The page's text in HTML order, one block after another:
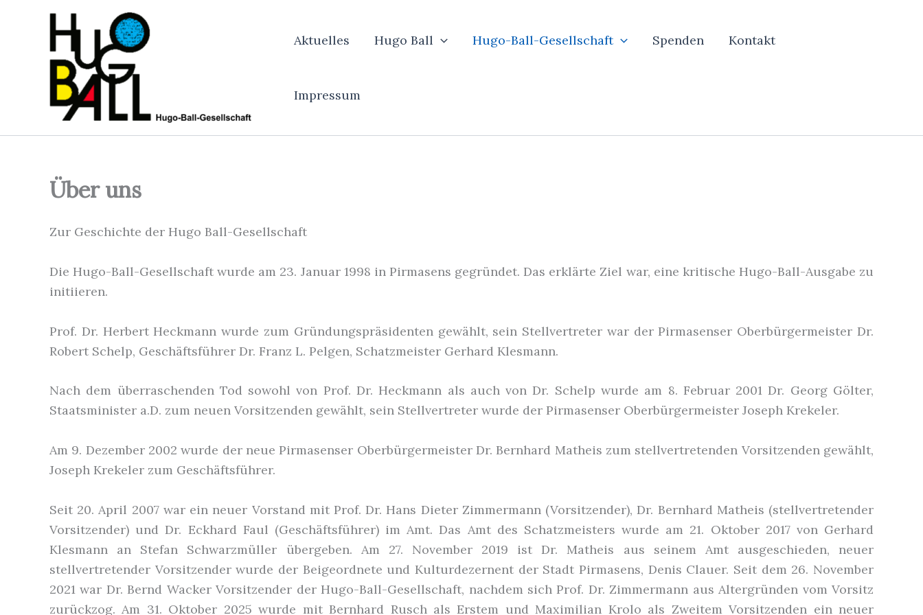
springen
Aktuelles Hugo Ball Hugo-Ball-Gesellschaft Spenden Kontakt
Impressum
Über uns
Zur Geschichte der Hugo Ball-Gesellschaft
Die Hugo-Ball-Gesellschaft wurde am 23. Januar 1998 in Pirmasens gegründet. Das erklärte Ziel war, eine kritische Hugo-Ball-Ausgabe zu
initiieren.
Prof. Dr. Herbert Heckmann wurde zum Gründungspräsidenten gewählt, sein Stellvertreter war der Pirmasenser Oberbürgermeister Dr.
Robert Schelp, Geschäftsführer Dr. Franz L. Pelgen, Schatzmeister Gerhard Klesmann.
Nach dem überraschenden Tod sowohl von Prof. Dr. Heckmann als auch von Dr. Schelp wurde am 8. Februar 2001 Dr. Georg Gölter,
Staatsminister a.D. zum neuen Vorsitzenden gewählt, sein Stellvertreter wurde der Pirmasenser Oberbürgermeister Joseph Krekeler.
Am 9. Dezember 2002 wurde der neue Pirmasenser Oberbürgermeister Dr. Bernhard Matheis zum stellvertretenden Vorsitzenden gewählt,
Joseph Krekeler zum Geschäftsführer.
Seit 20. April 2007 war ein neuer Vorstand mit Prof. Dr. Hans Dieter Zimmermann (Vorsitzender), Dr. Bernhard Matheis (stellvertretender
Vorsitzender) und Dr. Eckhard Faul (Geschäftsführer) im Amt. Das Amt des Schatzmeisters wurde am 21. Oktober 2017 von Gerhard
Klesmann an Stefan Schwarzmüller übergeben. Am 27. November 2019 ist Dr. Matheis aus seinem Amt ausgeschieden, neuer
stellvertretender Vorsitzender wurde der Beigeordnete und Kulturdezernent der Stadt Pirmasens, Denis Clauer. Seit dem 26. November
2021 war Dr. Bernd Wacker Vorsitzender der Hugo-Ball-Gesellschaft, nachdem sich Prof. Dr. Zimmermann aus Altergründen vom Vorsitz
zurückzog. Am 31. Oktober 2025 wurde mit Bernhard Rusch als Erstem und Maximilian Krolo als Zweitem Vorsitzenden ein neuer